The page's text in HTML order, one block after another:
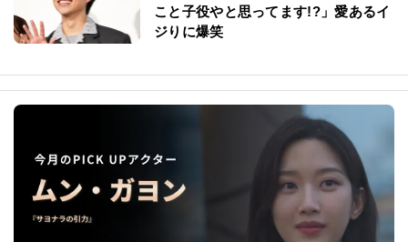
こと子役やと思ってます!?」愛あるイ
ジりに爆笑